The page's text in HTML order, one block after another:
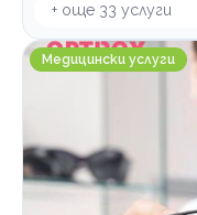
+ още 33 услуги
OptiBox Люлин 4
Медицински услуги